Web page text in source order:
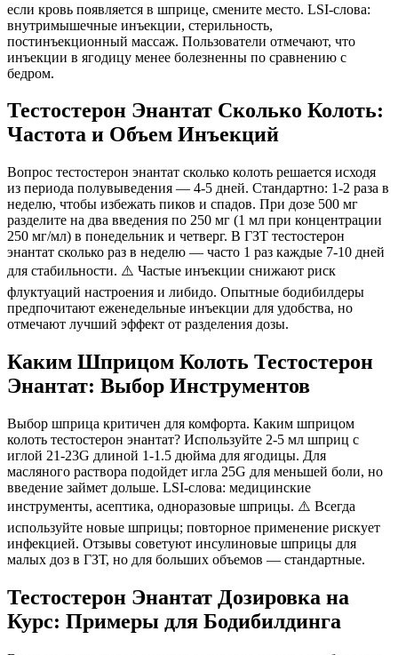
если кровь появляется в шприце, смените место. LSI-слова:
внутримышечные инъекции, стерильность,
постинъекционный массаж. Пользователи отмечают, что
инъекции в ягодицу менее болезненны по сравнению с
бедром.
Тестостерон Энантат Сколько Колоть:
Частота и Объем Инъекций
Вопрос тестостерон энантат сколько колоть решается исходя
из периода полувыведения — 4-5 дней. Стандартно: 1-2 раза в
неделю, чтобы избежать пиков и спадов. При дозе 500 мг
разделите на два введения по 250 мг (1 мл при концентрации
250 мг/мл) в понедельник и четверг. В ГЗТ тестостерон
энантат сколько раз в неделю — часто 1 раз каждые 7-10 дней
для стабильности. ⚠️ Частые инъекции снижают риск
флуктуаций настроения и либидо. Опытные бодибилдеры
предпочитают еженедельные инъекции для удобства, но
отмечают лучший эффект от разделения дозы.
Каким Шприцом Колоть Тестостерон
Энантат: Выбор Инструментов
Выбор шприца критичен для комфорта. Каким шприцом
колоть тестостерон энантат? Используйте 2-5 мл шприц с
иглой 21-23G длиной 1-1.5 дюйма для ягодицы. Для
масляного раствора подойдет игла 25G для меньшей боли, но
введение займет дольше. LSI-слова: медицинские
инструменты, асептика, одноразовые шприцы. ⚠️ Всегда
используйте новые шприцы; повторное применение рискует
инфекцией. Отзывы советуют инсулиновые шприцы для
малых доз в ГЗТ, но для больших объемов — стандартные.
Тестостерон Энантат Дозировка на
Курс: Примеры для Бодибилдинга